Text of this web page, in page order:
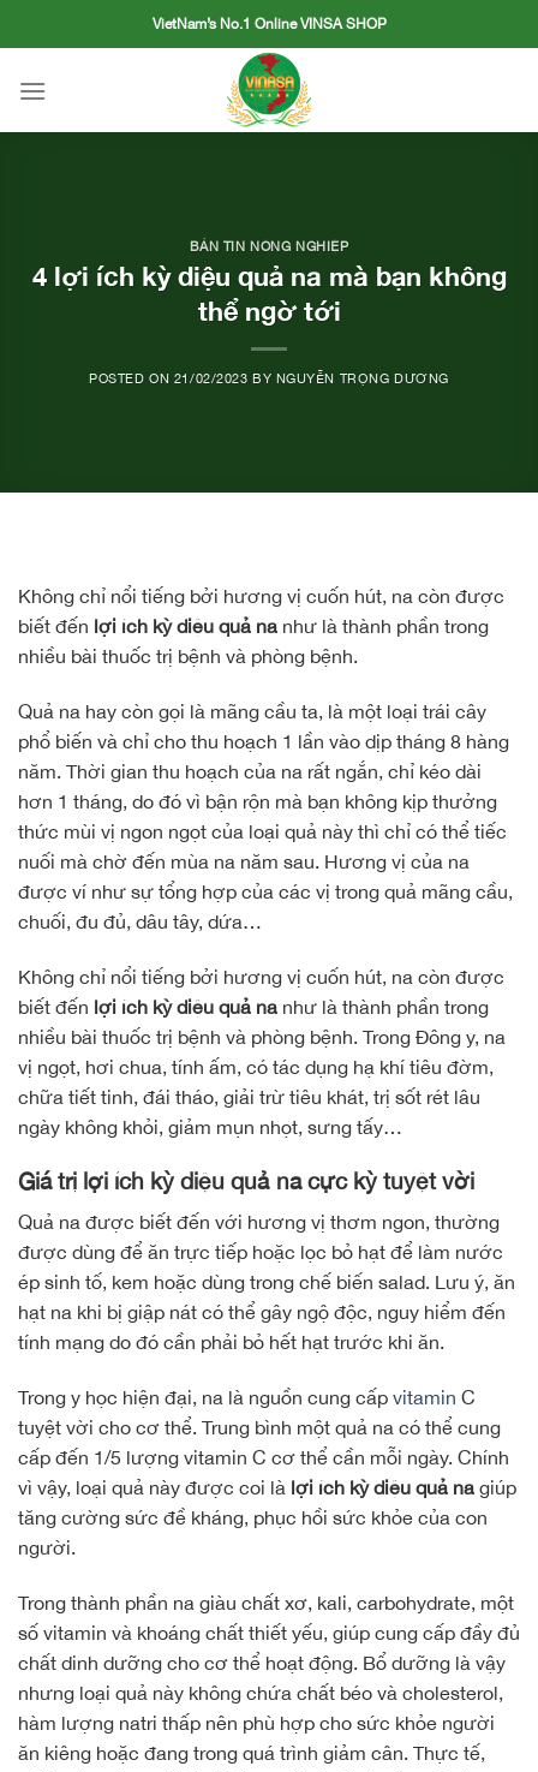
to
VietNam’s No.1 Online VINSA SHOP
BẢN TIN NÔNG NGHIỆP
4 lợi ích kỳ diệu quả na mà bạn không
thể ngờ tới
POSTED ON 21/02/2023 BY NGUYỄN TRỌNG DƯƠNG
Không chỉ nổi tiếng bởi hương vị cuốn hút, na còn được
biết đến lợi ích kỳ diệu quả na như là thành phần trong
nhiều bài thuốc trị bệnh và phòng bệnh.
Quả na hay còn gọi là mãng cầu ta, là một loại trái cây
phổ biến và chỉ cho thu hoạch 1 lần vào dịp tháng 8 hàng
năm. Thời gian thu hoạch của na rất ngắn, chỉ kéo dài
hơn 1 tháng, do đó vì bận rộn mà bạn không kịp thưởng
thức mùi vị ngon ngọt của loại quả này thì chỉ có thể tiếc
nuối mà chờ đến mùa na năm sau. Hương vị của na
được ví như sự tổng hợp của các vị trong quả mãng cầu,
chuối, đu đủ, dâu tây, dứa…
Không chỉ nổi tiếng bởi hương vị cuốn hút, na còn được
biết đến lợi ích kỳ diệu quả na như là thành phần trong
nhiều bài thuốc trị bệnh và phòng bệnh. Trong Đông y, na
vị ngọt, hơi chua, tính ấm, có tác dụng hạ khí tiêu đờm,
chữa tiết tinh, đái tháo, giải trừ tiêu khát, trị sốt rét lâu
ngày không khỏi, giảm mụn nhọt, sưng tấy…
Giá trị lợi ích kỳ diệu quả na cực kỳ tuyệt vời
Quả na được biết đến với hương vị thơm ngon, thường
được dùng để ăn trực tiếp hoặc lọc bỏ hạt để làm nước
ép sinh tố, kem hoặc dùng trong chế biến salad. Lưu ý, ăn
hạt na khi bị giập nát có thể gây ngộ độc, nguy hiểm đến
tính mạng do đó cần phải bỏ hết hạt trước khi ăn.
Trong y học hiện đại, na là nguồn cung cấp vitamin C
tuyệt vời cho cơ thể. Trung bình một quả na có thể cung
cấp đến 1/5 lượng vitamin C cơ thể cần mỗi ngày. Chính
vì vậy, loại quả này được coi là lợi ích kỳ diệu quả na giúp
tăng cường sức đề kháng, phục hồi sức khỏe của con
người.
Trong thành phần na giàu chất xơ, kali, carbohydrate, một
số vitamin và khoáng chất thiết yếu, giúp cung cấp đầy đủ
chất dinh dưỡng cho cơ thể hoạt động. Bổ dưỡng là vậy
nhưng loại quả này không chứa chất béo và cholesterol,
hàm lượng natri thấp nên phù hợp cho sức khỏe người
ăn kiêng hoặc đang trong quá trình giảm cân. Thực tế,